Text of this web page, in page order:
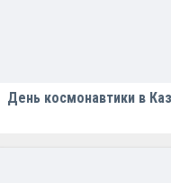
День космонавтики в